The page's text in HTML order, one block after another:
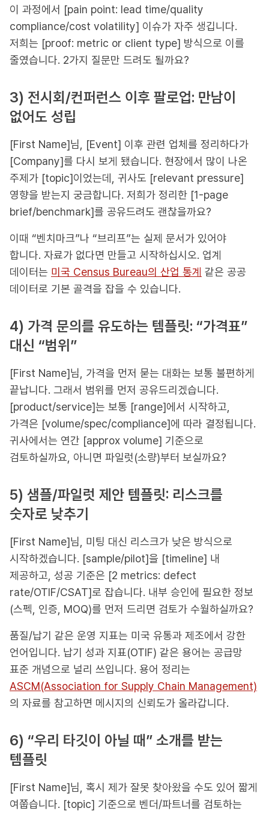
이 과정에서 [pain point: lead time/quality
compliance/cost volatility] 이슈가 자주 생깁니다.
저희는 [proof: metric or client type] 방식으로 이를
줄였습니다. 2가지 질문만 드려도 될까요?
3) 전시회/컨퍼런스 이후 팔로업: 만남이
없어도 성립
[First Name]님, [Event] 이후 관련 업체를 정리하다가
[Company]를 다시 보게 됐습니다. 현장에서 많이 나온
주제가 [topic]이었는데, 귀사도 [relevant pressure]
영향을 받는지 궁금합니다. 저희가 정리한 [1-page
brief/benchmark]를 공유드려도 괜찮을까요?
이때 “벤치마크”나 “브리프”는 실제 문서가 있어야
합니다. 자료가 없다면 만들고 시작하십시오. 업계
데이터는 미국 Census Bureau의 산업 통계 같은 공공
데이터로 기본 골격을 잡을 수 있습니다.
4) 가격 문의를 유도하는 템플릿: “가격표”
대신 “범위”
[First Name]님, 가격을 먼저 묻는 대화는 보통 불편하게
끝납니다. 그래서 범위를 먼저 공유드리겠습니다.
[product/service]는 보통 [range]에서 시작하고,
가격은 [volume/spec/compliance]에 따라 결정됩니다.
귀사에서는 연간 [approx volume] 기준으로
검토하실까요, 아니면 파일럿(소량)부터 보실까요?
5) 샘플/파일럿 제안 템플릿: 리스크를
숫자로 낮추기
[First Name]님, 미팅 대신 리스크가 낮은 방식으로
시작하겠습니다. [sample/pilot]을 [timeline] 내
제공하고, 성공 기준은 [2 metrics: defect
rate/OTIF/CSAT]로 잡습니다. 내부 승인에 필요한 정보
(스펙, 인증, MOQ)를 먼저 드리면 검토가 수월하실까요?
품질/납기 같은 운영 지표는 미국 유통과 제조에서 강한
언어입니다. 납기 성과 지표(OTIF) 같은 용어는 공급망
표준 개념으로 널리 쓰입니다. 용어 정리는
ASCM(Association for Supply Chain Management)
의 자료를 참고하면 메시지의 신뢰도가 올라갑니다.
6) “우리 타깃이 아닐 때” 소개를 받는
템플릿
[First Name]님, 혹시 제가 잘못 찾아왔을 수도 있어 짧게
여쭙습니다. [topic] 기준으로 벤더/파트너를 검토하는